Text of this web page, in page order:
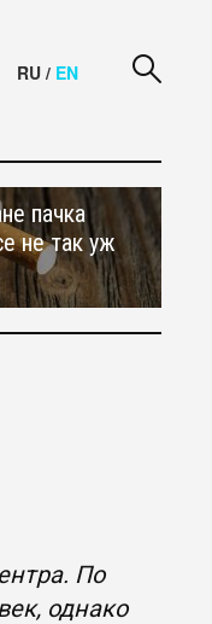
RU / EN
пачка
не так уж
По
однако